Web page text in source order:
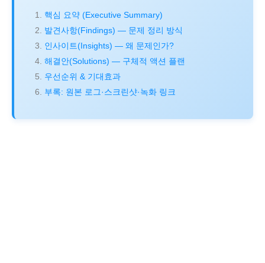
핵심 요약 (Executive Summary)
발견사항(Findings) — 문제 정리 방식
인사이트(Insights) — 왜 문제인가?
해결안(Solutions) — 구체적 액션 플랜
우선순위 & 기대효과
부록: 원본 로그·스크린샷·녹화 링크